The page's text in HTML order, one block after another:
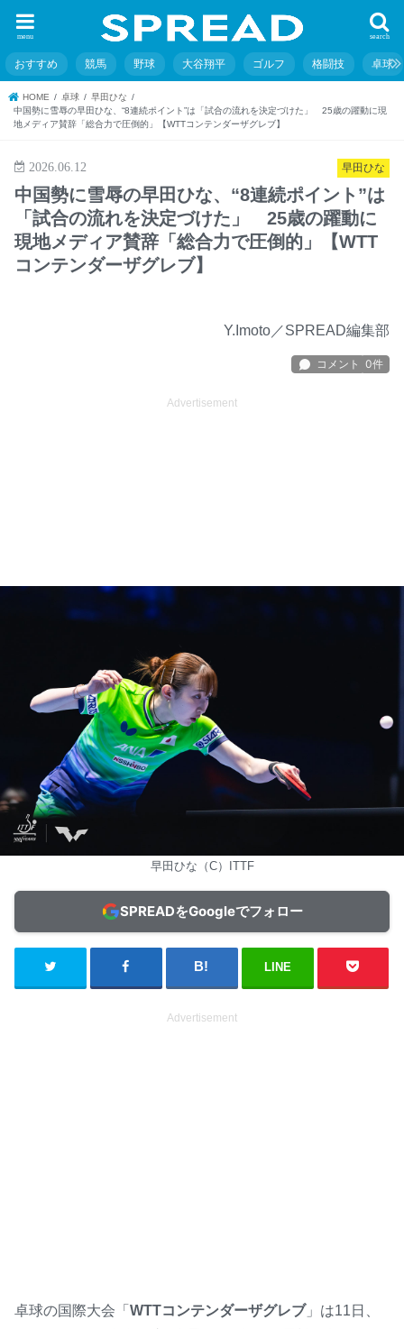
search
menu
おすすめ 競馬 野球 大谷翔平 ゴルフ 格闘技 卓球
HOME 卓球
早田ひな
中国勢に雪辱の早田ひな、“8連続ポイント”は「試合の流れを決定づけた」 25歳の躍動に現
地メディア賛辞「総合力で圧倒的」【WTTコンテンダーザグレブ】
早田ひな
2026.06.12
中国勢に雪辱の早田ひな、“8連続ポイント”は
「試合の流れを決定づけた」 25歳の躍動に
現地メディア賛辞「総合力で圧倒的」【WTT
コンテンダーザグレブ】
Y.Imoto／SPREAD編集部
Advertisement
早田ひな（C）ITTF
SPREADをGoogleでフォロー
LINE
Advertisement
卓球の国際大会「WTTコンテンダーザグレブ」は11日、